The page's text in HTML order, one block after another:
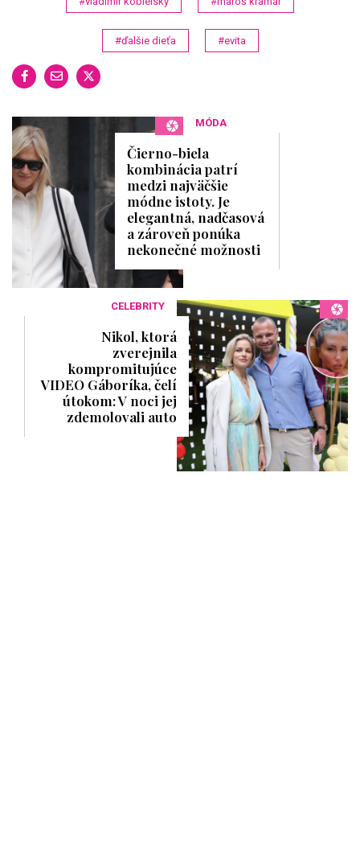
#ďalšie dieťa #evita
MÓDA
Čierno-biela
kombinácia patrí
medzi najväčšie
módne istoty. Je
elegantná, nadčasová
a zároveň ponúka
nekonečné možnosti
CELEBRITY
Nikol, ktorá
zverejnila
kompromitujúce
VIDEO Gáboríka, čelí
útokom: V noci jej
zdemolovali auto